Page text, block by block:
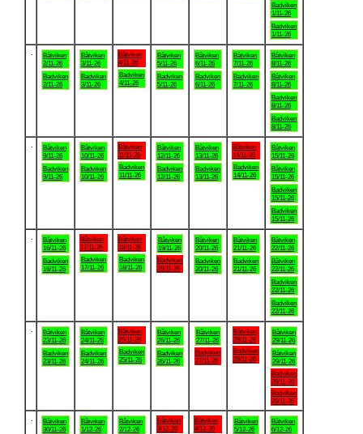
Badviken
1/11-26
Badviken
1/11-26
Båtviken
2/11-26
Badviken
2/11-26
Båtviken
3/11-26
Badviken
3/11-26
Båtviken
4/11-26
Badviken
4/11-26
Båtviken
5/11-26
Badviken
5/11-26
Båtviken
6/11-26
Badviken
6/11-26
Båtviken
7/11-26
Badviken
7/11-26
Båtviken
8/11-26
Båtviken
8/11-26
Badviken
8/11-26
Badviken
8/11-26
Båtviken
9/11-26
Badviken
9/11-26
Båtviken
10/11-26
Badviken
10/11-26
Båtviken
11/11-26
Badviken
11/11-26
Båtviken
12/11-26
Badviken
12/11-26
Båtviken
13/11-26
Badviken
13/11-26
Båtviken
14/11-26
Badviken
14/11-26
Båtviken
15/11-26
Båtviken
15/11-26
Badviken
15/11-26
Badviken
15/11-26
Båtviken
16/11-26
Badviken
16/11-26
Båtviken
17/11-26
Badviken
17/11-26
Båtviken
18/11-26
Badviken
18/11-26
Båtviken
19/11-26
Badviken
19/11-26
Båtviken
20/11-26
Badviken
20/11-26
Båtviken
21/11-26
Badviken
21/11-26
Båtviken
22/11-26
Båtviken
22/11-26
Badviken
22/11-26
Badviken
22/11-26
Båtviken
23/11-26
Badviken
23/11-26
Båtviken
24/11-26
Badviken
24/11-26
Båtviken
25/11-26
Badviken
25/11-26
Båtviken
26/11-26
Badviken
26/11-26
Båtviken
27/11-26
Badviken
27/11-26
Båtviken
28/11-26
Badviken
28/11-26
Båtviken
29/11-26
Båtviken
29/11-26
Badviken
29/11-26
Badviken
29/11-26
Båtviken
30/11-26
Båtviken
1/12-26
Båtviken
2/12-26
Båtviken
3/12-26
Båtviken
4/12-26
Båtviken
5/12-26
Båtviken
6/12-26